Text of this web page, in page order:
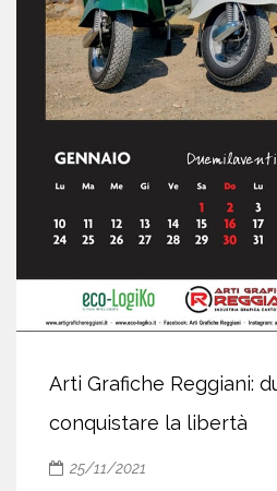
Arti Grafiche Reggiani:
conquistare la libertà
25/11/2021